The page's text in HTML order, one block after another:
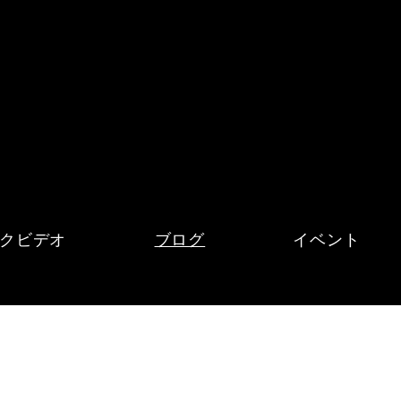
ビデオ ブログ イベント